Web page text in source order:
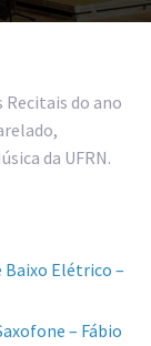
do ano
da UFRN.
Baixo Elétrico –
– Fábio